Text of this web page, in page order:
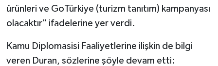
ürünleri ve GoTürkiye (turizm tanıtım) kampanyası
olacaktır" ifadelerine yer verdi.
Kamu Diplomasisi Faaliyetlerine ilişkin de bilgi
veren Duran, sözlerine şöyle devam etti: